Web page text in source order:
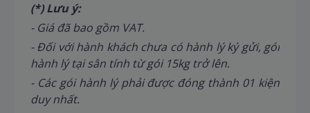
(*) Lưu ý:
- Giá đã bao gồm VAT.
- Đối với hành khách chưa có hành lý ký gửi, gói
hành lý tại sân tính từ gói 15kg trở lên.
- Các gói hành lý phải được đóng thành 01 kiện
duy nhất.